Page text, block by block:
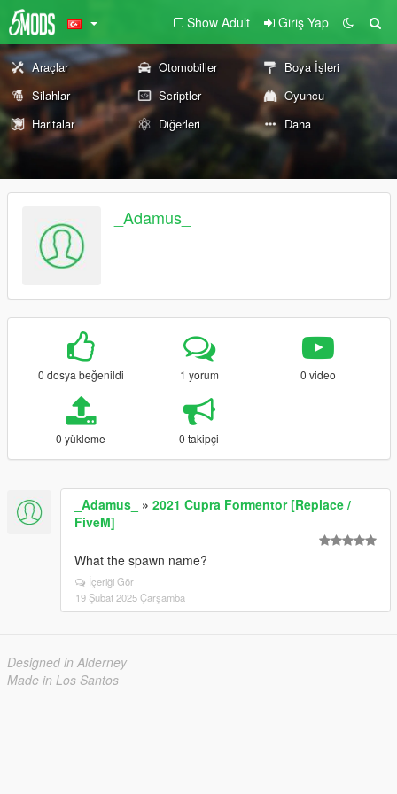
Show Adult Giriş Yap
Araçlar Otomobiller
Boya İşleri
Silahlar
Scriptler
Oyuncu
Haritalar
Diğerleri Daha
_Adamus_
0 dosya beğenildi 1 yorum 0 video
0 yükleme 0 takipçi
_Adamus_ » 2021 Cupra Formentor [Replace /
FiveM]
What the spawn name?
İçeriği Gör
19 Şubat 2025 Çarşamba
Designed in Alderney
Made in Los Santos